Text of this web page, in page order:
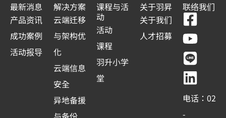
最新消息
产品资讯
成功案例
活动报导
解决方案
云端迁移
与架构优
化
云端信息
安全
异地备援
课程与活
动
活动
课程
羽升小学
堂
关于羽昇
关于我们
人才招募
联络我们
F
a
c
e
b
o
o
Y
o
u
t
u
b
e
L
i
n
e
L
i
n
k
e
d
i
电话：02
-